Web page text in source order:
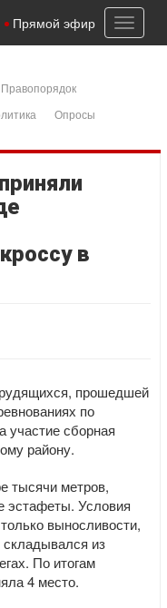
Toggle
Прямой эфир
Правопорядок
Опросы
в
прошедшей
по
участие сборная
району.
тысячи метров,
эстафеты. Условия
выносливости,
складывался из
По итогам
4 место.